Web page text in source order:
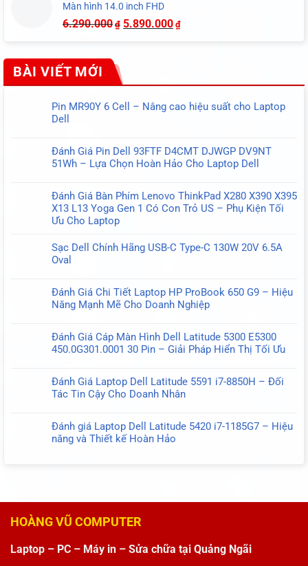
Màn hình 14.0 inch FHD
6.290.000 ₫ 5.890.000 ₫
BÀI VIẾT MỚI
Pin MR90Y 6 Cell – Nâng cao hiệu suất cho Laptop
Dell
bình
luận
Pin
MR90Y
6
–
Nâng
cao
suất
cho
Đánh Giá Pin Dell 93FTF D4CMT DJWGP DV9NT
51Wh – Lựa Chọn Hoàn Hảo Cho Laptop Dell
bình
luận
ở
Giá
Pin
93FTF
D4CMT
DJWGP
51Wh
–
Hoàn
Hảo
Laptop
Dell
Đánh Giá Bàn Phím Lenovo ThinkPad X280 X390 X395
X13 L13 Yoga Gen 1 Có Con Trỏ US – Phụ Kiện Tối
Ưu Cho Laptop
có
bình
Đánh
Giá
Phím
Lenovo
ThinkPad
X390
X395
Yoga
Gen
US
–
Phụ
Tối
Sạc Dell Chính Hãng USB-C Type-C 130W 20V 6.5A
Oval
bình
luận
Sạc
Dell
USB-
C
C
130W
20V
Đánh Giá Chi Tiết Laptop HP ProBook 650 G9 – Hiệu
Năng Mạnh Mẽ Cho Doanh Nghiệp
bình
luận
Đánh
Giá
Laptop
HP
Hiệu
Năng
Mạnh
Cho
Đánh Giá Cáp Màn Hình Dell Latitude 5300 E5300
450.0G301.0001 30 Pin – Giải Pháp Hiển Thị Tối Ưu
bình
luận
Đánh
Giá
E5300
30
Đánh Giá Laptop Dell Latitude 5591 i7-8850H – Đối
Tác Tin Cậy Cho Doanh Nhân
bình
luận
Dell
Latitude
5591
8850H
Đánh giá Laptop Dell Latitude 5420 i7-1185G7 – Hiệu
năng và Thiết kế Hoàn Hảo
ở
Đánh
giá
Dell
HOÀNG VŨ COMPUTER
Laptop – PC – Máy in – Sửa chữa tại Quảng Ngãi